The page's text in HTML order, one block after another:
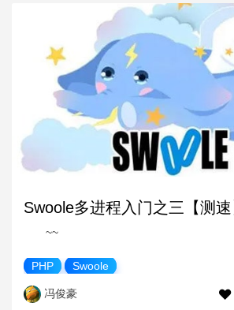
Swoole多进程入门之三【测速
~~
PHP Swoole
冯俊豪